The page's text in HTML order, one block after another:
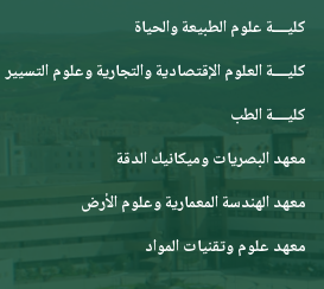
كليــــة علوم الطبيعة والحياة
كليــــة العلوم الإقتصادية والتجارية وعلوم التسيير
كليــــة الطب
معهد البصريات وميكانيك الدقة
معهد الهندسة المعمارية وعلوم الأرض
معهد علوم وتقنيات المواد